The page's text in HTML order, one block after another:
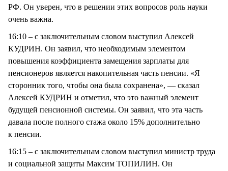
РФ. Он уверен, что в решении этих вопросов роль науки
очень важна.
16:10 – с заключительным словом выступил Алексей
КУДРИН. Он заявил, что необходимым элементом
повышения коэффициента замещения зарплаты для
пенсионеров является накопительная часть пенсии. «Я
сторонник того, чтобы она была сохранена», — сказал
Алексей КУДРИН и отметил, что это важный элемент
будущей пенсионной системы. Он заявил, что эта часть
давала после полного стажа около 15% дополнительно
к пенсии.
16:15 – с заключительным словом выступил министр труда
и социальной защиты Максим ТОПИЛИН. Он